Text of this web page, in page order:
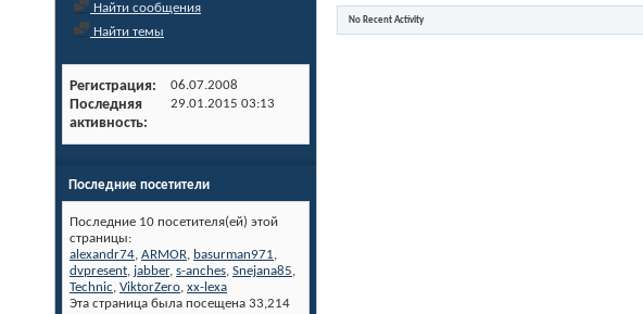
Найти сообщения
Найти темы
Регистрация 06.07.2008
Последняя
активность
29.01.2015 03:13
Последние посетители
Последние 10 посетителя(ей) этой
страницы:
alexandr74, ARMOR, basurman971,
dvpresent, jabber, s-anches, Snejana85,
Technic, ViktorZero, xx-lexa
Эта страница была посещена 33,214
No Recent Activity